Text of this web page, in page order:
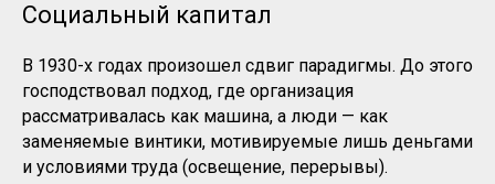
Социальный капитал
В 1930-х годах произошел сдвиг парадигмы. До этого
господствовал подход, где организация
рассматривалась как машина, а люди — как
заменяемые винтики, мотивируемые лишь деньгами
и условиями труда (освещение, перерывы).